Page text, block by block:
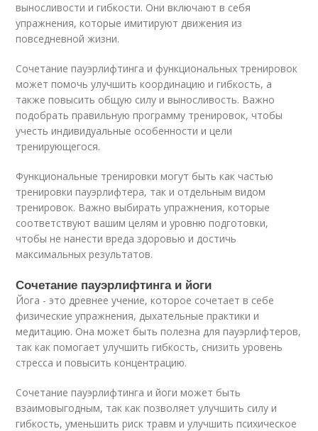
выносливости и гибкости. Они включают в себя
упражнения, которые имитируют движения из
повседневной жизни.
Сочетание пауэрлифтинга и функциональных тренировок
может помочь улучшить координацию и гибкость, а
также повысить общую силу и выносливость. Важно
подобрать правильную программу тренировок, чтобы
учесть индивидуальные особенности и цели
тренирующегося.
Функциональные тренировки могут быть как частью
тренировки пауэрлифтера, так и отдельным видом
тренировок. Важно выбирать упражнения, которые
соответствуют вашим целям и уровню подготовки,
чтобы не нанести вреда здоровью и достичь
максимальных результатов.
Сочетание пауэрлифтинга и йоги
Йога - это древнее учение, которое сочетает в себе
физические упражнения, дыхательные практики и
медитацию. Она может быть полезна для пауэрлифтеров,
так как помогает улучшить гибкость, снизить уровень
стресса и повысить концентрацию.
Сочетание пауэрлифтинга и йоги может быть
взаимовыгодным, так как позволяет улучшить силу и
гибкость, уменьшить риск травм и улучшить психическое